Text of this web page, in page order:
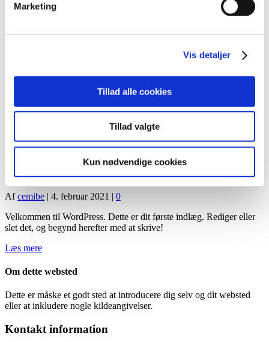
Marketing
Vis detaljer
Tillad alle cookies
Tillad valgte
Kun nødvendige cookies
Menu
Om K.E. Dyrvig
Anlægning af nye haver
Vedligehold af udearealer
Modernisering af haveanlæg
Vand i haven
Indlæg af cemibe
Afcemibe | 4. februar 2021 | 0
Velkommen til WordPress. Dette er dit første indlæg. Rediger eller
slet det, og begynd herefter med at skrive!
Læs mere
Om dette websted
Dette er måske et godt sted at introducere dig selv og dit websted
eller at inkludere nogle kildeangivelser.
Kontakt information